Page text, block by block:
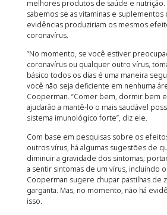
melhores produtos de saúde e nutrição.
sabemos se as vitaminas e
evidências produziriam os mesmos
coronavírus.
“No momento, se você estiver
coronavírus ou qualquer outro vírus,
básico todos os dias é uma maneira
você não seja deficiente em nenhuma
Cooperman. “Comer bem, dormir bem
ajudarão a mantê-lo o mais saudável
sistema imunológico forte”, diz ele.
Com base em pesquisas sobre os
outros vírus, há algumas sugestões de
diminuir a gravidade dos sintomas;
a sentir sintomas de um vírus, incluindo
Cooperman sugere chupar pastilhas de
garganta. Mas, no momento, não há
isso.